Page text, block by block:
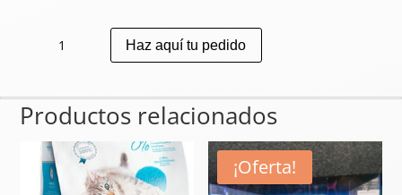
Advocate
Gato
kg
morada
Haz aquí tu pedido
Productos relacionados
¡Oferta!